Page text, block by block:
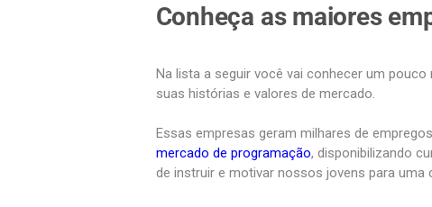
Conheça as maiores
Na lista a seguir você vai conhecer um
suas histórias e valores de mercado.
Essas empresas geram milhares de
mercado de programação, disponibilizando
de instruir e motivar nossos jovens para